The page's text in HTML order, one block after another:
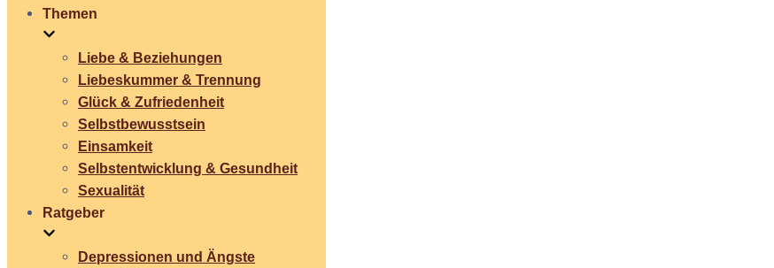
Themen
Liebe & Beziehungen
Liebeskummer & Trennung
Glück & Zufriedenheit
Selbstbewusstsein
Einsamkeit
Selbstentwicklung & Gesundheit
Sexualität
Ratgeber
Depressionen und Ängste